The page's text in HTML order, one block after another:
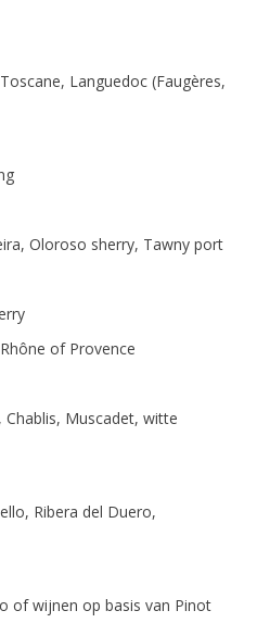
Languedoc (Faugères,
Oloroso sherry, Tawny port
of Provence
Chablis, Muscadet, witte
Ribera del Duero,
of wijnen op basis van Pinot